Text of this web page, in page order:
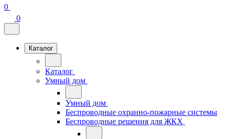
0
0
Каталог
Каталог
Умный дом
Умный дом
Беспроводные охранно-пожарные системы
Беспроводные решения для ЖКХ